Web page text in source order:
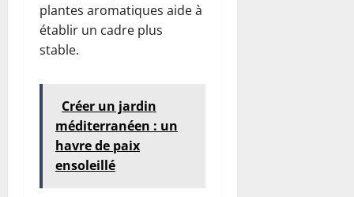
plantes aromatiques aide à
établir un cadre plus
stable.
Créer un jardin
méditerranéen : un
havre de paix
ensoleillé